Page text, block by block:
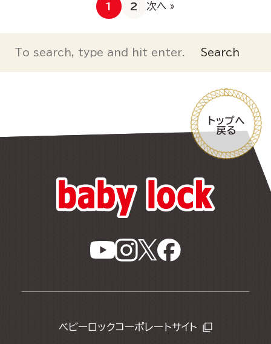
1 2 次へ »
Search
ベビーロックコーポレートサイト